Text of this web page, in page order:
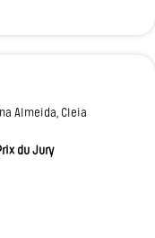
Almeida, Cleia
du Jury